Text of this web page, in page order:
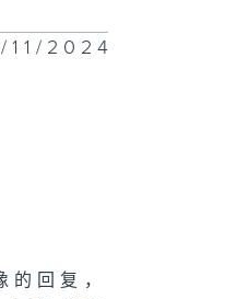
11/2024
回复，